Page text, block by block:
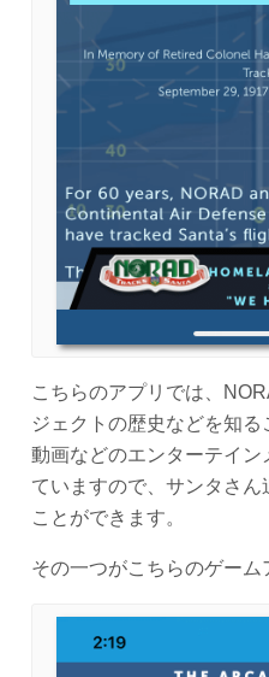
こちらのアプリでは、
ジェクトの歴史などを知
動画などのエンターテイ
ていますので、サンタさ
ことができます。
その一つがこちらのゲーム